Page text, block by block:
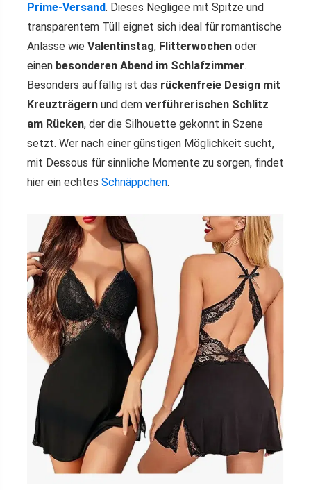
Prime-Versand. Dieses Negligee mit Spitze und
transparentem Tüll eignet sich ideal für romantische
Anlässe wie Valentinstag, Flitterwochen oder
einen besonderen Abend im Schlafzimmer.
Besonders auffällig ist das rückenfreie Design mit
Kreuzträgern und dem verführerischen Schlitz
am Rücken, der die Silhouette gekonnt in Szene
setzt. Wer nach einer günstigen Möglichkeit sucht,
mit Dessous für sinnliche Momente zu sorgen, findet
hier ein echtes Schnäppchen.